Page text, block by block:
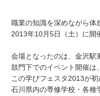
職業の知識を深めながら体
2013年10月5日（土）に開
会場となったのは、金沢駅
鼓門下でのイベント開催は、
この学びフェスタ2013が初
石川県内の専修学校・各種